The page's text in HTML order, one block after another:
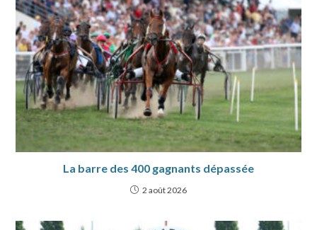
La barre des 400 gagnants dépassée
2 août 2026